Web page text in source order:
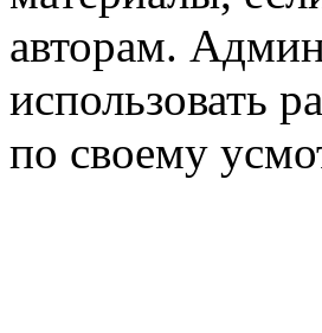
авторам.
использовать
по своему